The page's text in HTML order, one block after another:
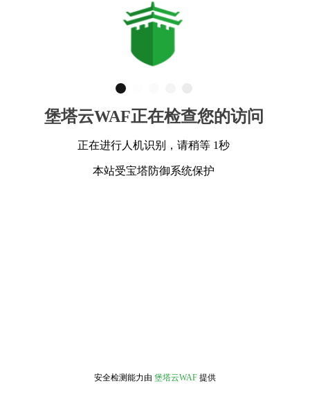
堡塔云WAF正在检查您的访问
正在进行人机识别，请稍等 1秒
本站受宝塔防御系统保护
安全检测能力由 堡塔云WAF 提供